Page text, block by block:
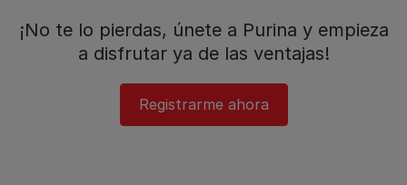
¡No te lo pierdas, únete a Purina y empieza
a disfrutar ya de las ventajas!​
Registrarme ahora​